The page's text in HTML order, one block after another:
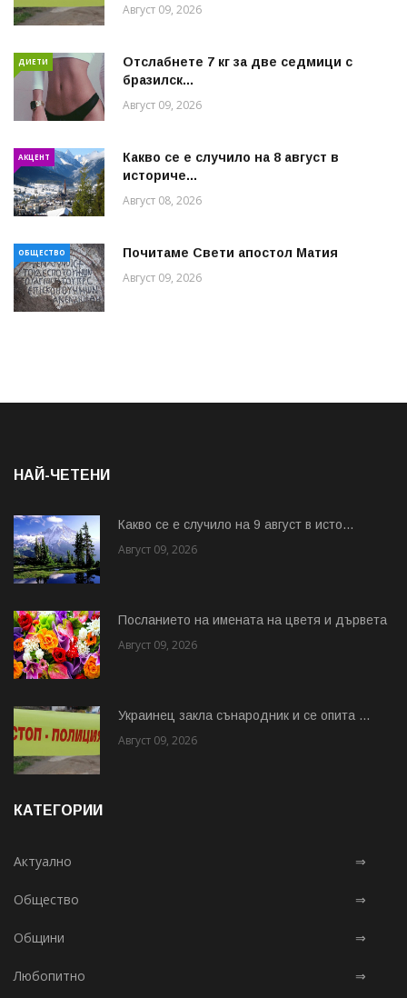
Август 09, 2026
ДИЕТИ
Отслабнете 7 кг за две седмици с
бразилск...
Август 09, 2026
АКЦЕНТ
Какво се е случило на 8 август в
историче...
Август 08, 2026
ОБЩЕСТВО Почитаме Свети апостол Матия
Август 09, 2026
НАЙ-ЧЕТЕНИ
Какво се е случило на 9 август в исто...
Август 09, 2026
Посланието на имената на цветя и дървета
Август 09, 2026
Украинец закла сънародник и се опита ...
Август 09, 2026
КАТЕГОРИИ
Актуално ⇒
Общество ⇒
Общини ⇒
Любопитно ⇒